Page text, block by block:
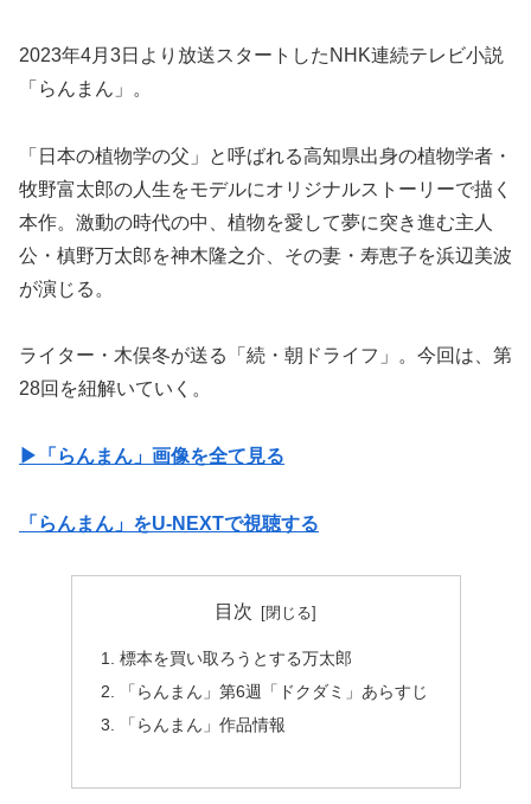
2023年4月3日より放送スタートしたNHK連続テレビ小説
「らんまん」。
「日本の植物学の父」と呼ばれる高知県出身の植物学者・
牧野富太郎の人生をモデルにオリジナルストーリーで描く
本作。激動の時代の中、植物を愛して夢に突き進む主人
公・槙野万太郎を神木隆之介、その妻・寿恵子を浜辺美波
が演じる。
ライター・木俣冬が送る「続・朝ドライフ」。今回は、第
28回を紐解いていく。
▶︎「らんまん」画像を全て見る
「らんまん」をU-NEXTで視聴する
目次
標本を買い取ろうとする万太郎
「らんまん」第6週「ドクダミ」あらすじ
「らんまん」作品情報